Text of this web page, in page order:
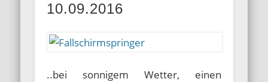
10.09.2016
..bei sonnigem Wetter, einen